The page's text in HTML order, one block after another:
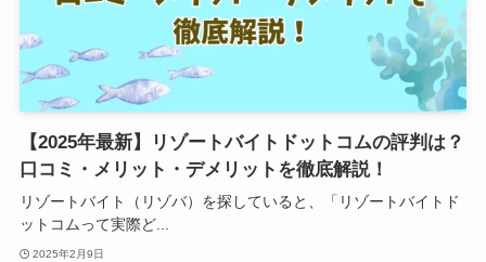
【2025年最新】リゾートバイトドットコムの評判は？
口コミ・メリット・デメリットを徹底解説！
リゾートバイト（リゾバ）を探していると、「リゾートバイトド
ットコムって実際ど...
2025年2月9日